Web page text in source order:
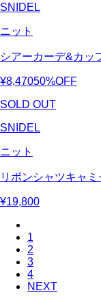
SNIDEL
ニット
シアーカーデ&カッ
¥8,47050%OFF
SOLD OUT
SNIDEL
ニット
リボンシャツキャミ
¥19,800
1
2
3
4
NEXT